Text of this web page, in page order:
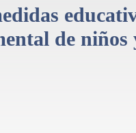
de niños